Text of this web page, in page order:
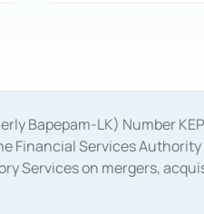
Bapepam-LK) Number
Financial Services
Services on mergers,
a business license as a